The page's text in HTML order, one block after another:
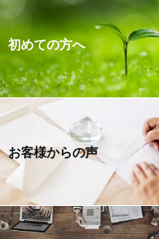
初めての方へ
お客様からの声